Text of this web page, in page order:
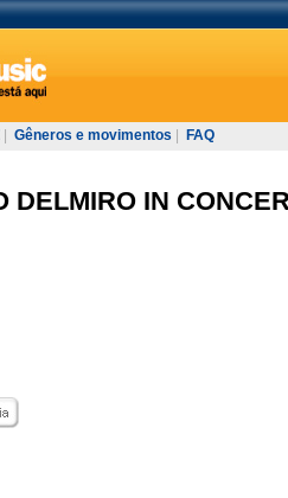
Gêneros e movimentos FAQ
DELMIRO IN